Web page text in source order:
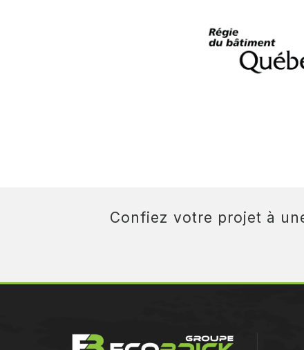
Confiez votre projet à